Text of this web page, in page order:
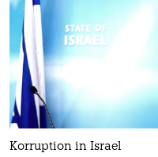
Korruption in Israel